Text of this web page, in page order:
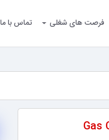
فرصت های شغلی تماس با ما